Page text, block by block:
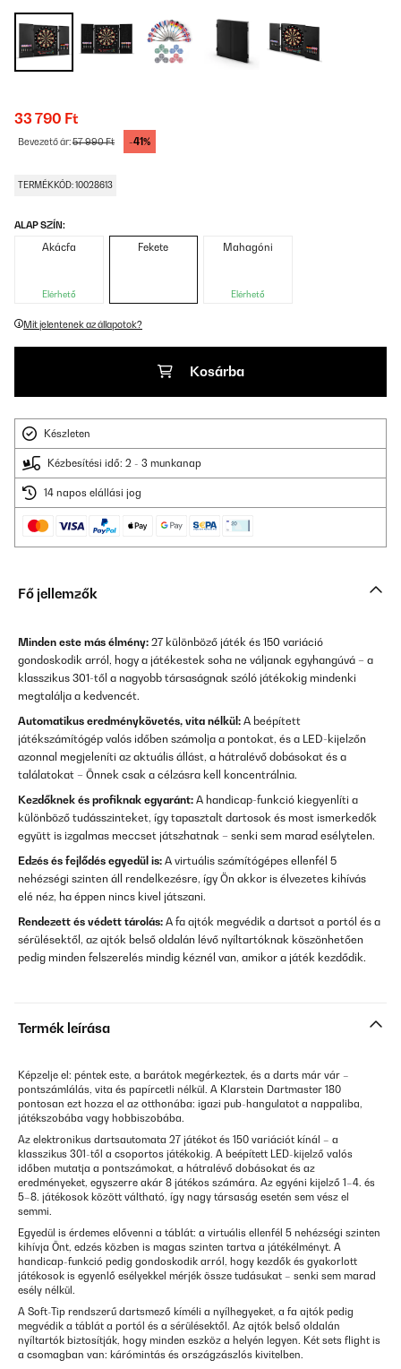
33 790 Ft
Bevezető ár:57 990 Ft -41%
TERMÉKKÓD: 10028613
ALAP SZÍN:
Akácfa
Elérhető
Fekete Mahagóni
Elérhető
Mit jelentenek az állapotok?
Kosárba
Készleten
Kézbesítési idő: 2 - 3 munkanap
14 napos elállási jog
Fő jellemzők
Minden este más élmény: 27 különböző játék és 150 variáció
gondoskodik arról, hogy a játékestek soha ne váljanak egyhangúvá – a
klasszikus 301-től a nagyobb társaságnak szóló játékokig mindenki
megtalálja a kedvencét.
Automatikus eredménykövetés, vita nélkül: A beépített
játékszámítógép valós időben számolja a pontokat, és a LED-kijelzőn
azonnal megjeleníti az aktuális állást, a hátralévő dobásokat és a
találatokat – Önnek csak a célzásra kell koncentrálnia.
Kezdőknek és profiknak egyaránt: A handicap-funkció kiegyenlíti a
különböző tudásszinteket, így tapasztalt dartosok és most ismerkedők
együtt is izgalmas meccset játszhatnak – senki sem marad esélytelen.
Edzés és fejlődés egyedül is: A virtuális számítógépes ellenfél 5
nehézségi szinten áll rendelkezésre, így Ön akkor is élvezetes kihívás
elé néz, ha éppen nincs kivel játszani.
Rendezett és védett tárolás: A fa ajtók megvédik a dartsot a portól és a
sérülésektől, az ajtók belső oldalán lévő nyíltartóknak köszönhetően
pedig minden felszerelés mindig kéznél van, amikor a játék kezdődik.
Termék leírása
Képzelje el: péntek este, a barátok megérkeztek, és a darts már vár –
pontszámlálás, vita és papírcetli nélkül. A Klarstein Dartmaster 180
pontosan ezt hozza el az otthonába: igazi pub-hangulatot a nappaliba,
játékszobába vagy hobbiszobába.
Az elektronikus dartsautomata 27 játékot és 150 variációt kínál – a
klasszikus 301-től a csoportos játékokig. A beépített LED-kijelző valós
időben mutatja a pontszámokat, a hátralévő dobásokat és az
eredményeket, egyszerre akár 8 játékos számára. Az egyéni kijelző 1–4. és
5–8. játékosok között váltható, így nagy társaság esetén sem vész el
semmi.
Egyedül is érdemes elővenni a táblát: a virtuális ellenfél 5 nehézségi szinten
kihívja Önt, edzés közben is magas szinten tartva a játékélményt. A
handicap-funkció pedig gondoskodik arról, hogy kezdők és gyakorlott
játékosok is egyenlő esélyekkel mérjék össze tudásukat – senki sem marad
esély nélkül.
A Soft-Tip rendszerű dartsmező kíméli a nyílhegyeket, a fa ajtók pedig
megvédik a táblát a portól és a sérülésektől. Az ajtók belső oldalán
nyíltartók biztosítják, hogy minden eszköz a helyén legyen. Két sets flight is
a csomagban van: kárómintás és országzászlós kivitelben.